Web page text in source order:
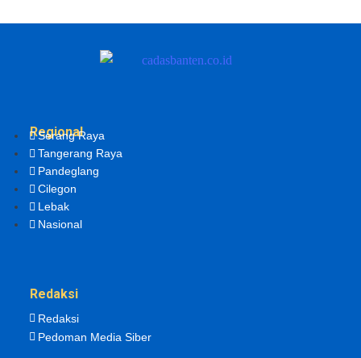
Regional
Serang Raya
Tangerang Raya
Pandeglang
Cilegon
Lebak
Nasional
Redaksi
Redaksi
Pedoman Media Siber